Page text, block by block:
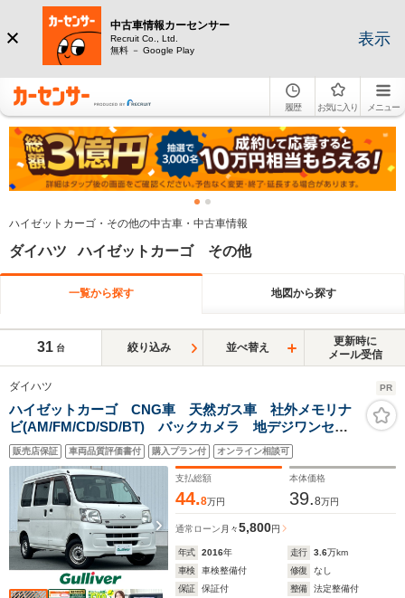
中古車情報カーセンサー
Recruit Co., Ltd.
無料 － Google Play
表示
履歴 お気に入り メニュー
ハイゼットカーゴ・その他の中古車・中古車情報
ダイハツ ハイゼットカーゴ その他
一覧から探す 地図から探す
31 台 絞り込み 並べ替え
更新時に
メール受信
ダイハツ PR
ハイゼットカーゴ CNG車 天然ガス車 社外メモリナ
ビ(AM/FM/CD/SD/BT) バックカメラ 地デジワンセ
グ ETC 前方ドライブレコーダー 前後コーナーセン
サー 社外フロアマット ドアバイザー パワーウィン
ドウ ABS
販売店保証 車両品質評価書付 購入プラン付 オンライン相談可
支払総額
44.8万円
本体価格
39.8万円
通常ローン 月々5,800円
年式 2016年 走行 3.6万km
車検
車検整備付 修復
なし
保証
保証付 整備
法定整備付